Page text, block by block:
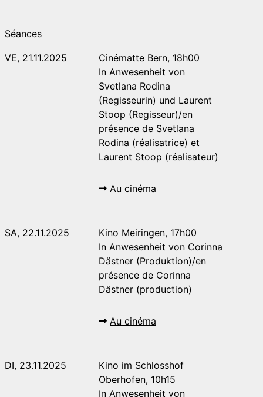
Séances
VE, 21.11.2025
Cinématte Bern, 18h00
In Anwesenheit von
Svetlana Rodina
(Regisseurin) und Laurent
Stoop (Regisseur)/en
présence de Svetlana
Rodina (réalisatrice) et
Laurent Stoop (réalisateur)
Au cinéma
SA, 22.11.2025
Kino Meiringen, 17h00
In Anwesenheit von Corinna
Dästner (Produktion)/en
présence de Corinna
Dästner (production)
Au cinéma
DI, 23.11.2025
Kino im Schlosshof
Oberhofen, 10h15
In Anwesenheit von